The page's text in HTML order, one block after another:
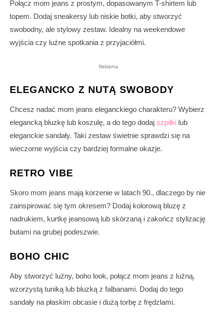
Połącz mom jeans z prostym, dopasowanym T-shirtem lub
topem. Dodaj sneakersy lub niskie botki, aby stworzyć
swobodny, ale stylowy zestaw. Idealny na weekendowe
wyjścia czy luźne spotkania z przyjaciółmi.
Reklama
ELEGANCKO Z NUTĄ SWOBODY
Chcesz nadać mom jeans eleganckiego charakteru? Wybierz
elegancką bluzkę lub koszulę, a do tego dodaj szpilki lub
eleganckie sandały. Taki zestaw świetnie sprawdzi się na
wieczorne wyjścia czy bardziej formalne okazje.
RETRO VIBE
Skoro mom jeans mają korzenie w latach 90., dlaczego by nie
zainspirować się tym okresem? Dodaj kolorową bluzę z
nadrukiem, kurtkę jeansową lub skórzaną i zakończ stylizację
butami na grubej podeszwie.
BOHO CHIC
Aby stworzyć luźny, boho look, połącz mom jeans z luźną,
wzorzystą tuniką lub bluzką z falbanami. Dodaj do tego
sandały na płaskim obcasie i dużą torbę z frędzlami.